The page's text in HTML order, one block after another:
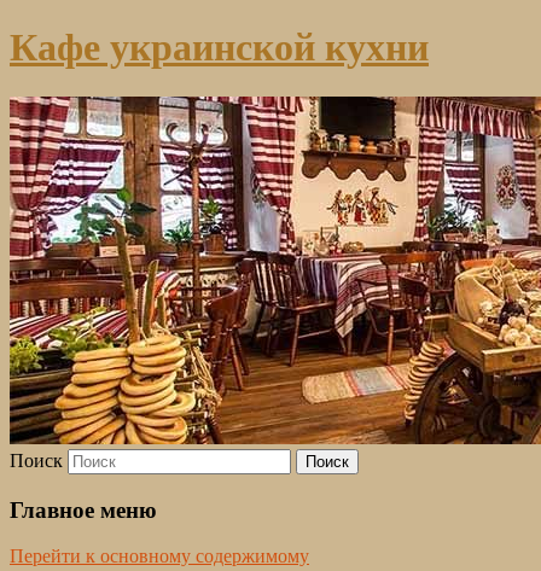
Кафе украинской кухни
Поиск
Главное меню
Перейти к основному содержимому